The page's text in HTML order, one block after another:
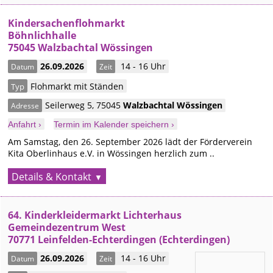
Kindersachenflohmarkt
Böhnlichhalle
75045 Walzbachtal Wössingen
Datum 26.09.2026 Zeit 14 - 16 Uhr
Typ Flohmarkt mit Ständen
Adresse Seilerweg 5,75045WalzbachtalWössingen
Anfahrt › Termin im Kalender speichern ›
Am Samstag, den 26. September 2026 lädt der Förderverein
Kita Oberlinhaus e.V. in Wössingen herzlich zum ..
Details & Kontakt
64. Kinderkleidermarkt Lichterhaus
Gemeindezentrum West
70771 Leinfelden-Echterdingen (Echterdingen)
Datum 26.09.2026 Zeit
14 - 16 Uhr